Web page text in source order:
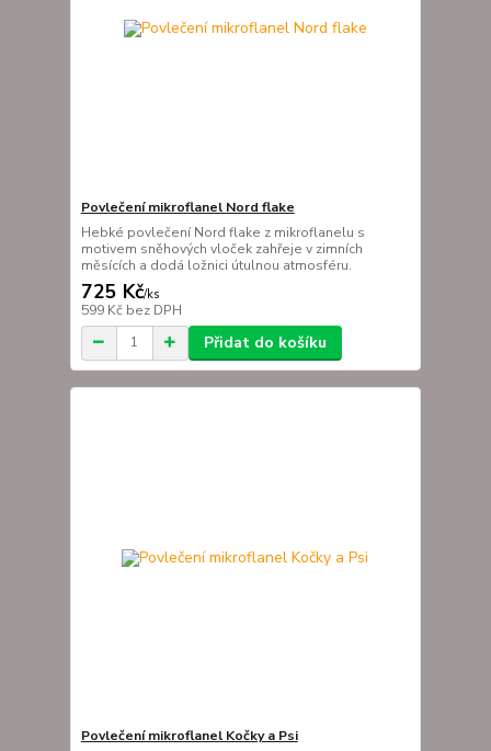
Povlečení mikroflanel Nord flake
Hebké povlečení Nord flake z mikroflanelu s
motivem sněhových vloček zahřeje v zimních
měsících a dodá ložnici útulnou atmosféru.
725 Kč/ks
599 Kč bez DPH
Přidat do košíku
Povlečení mikroflanel Kočky a Psi